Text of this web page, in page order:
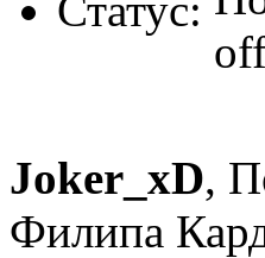
Joker_xD,
Филипа